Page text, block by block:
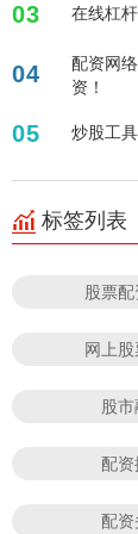
03 在线杠
04
配资网
资！
05 炒股工
标签列表
股票
网上
股
配
配资